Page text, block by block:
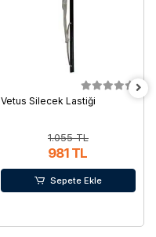
Vetus Silecek Lastiği
1.055 TL
981 TL
Sepete Ekle